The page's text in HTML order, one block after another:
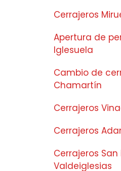
Cerrajeros
Apertura de
Iglesuela
Cambio de
Chamartín
Cerrajeros
Cerrajeros
Cerrajeros
Valdeiglesias